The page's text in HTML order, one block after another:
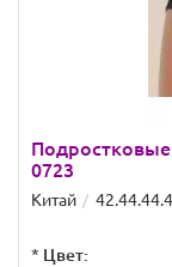
0723
Китай
* Цвет: